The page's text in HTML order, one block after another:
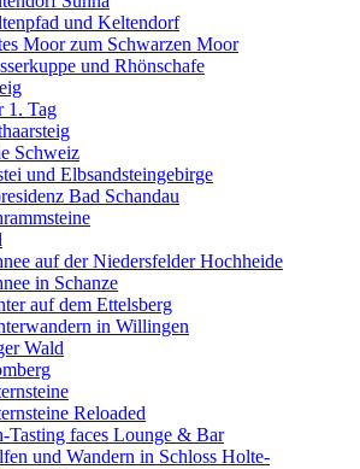
und Keltendorf
Moor zum Schwarzen Moor
und Rhönschafe
1. Tag
Schweiz
und Elbsandsteingebirge
Bad Schandau
auf der Niedersfelder Hochheide
in Schanze
auf dem Ettelsberg
in Willingen
Wald
Reloaded
Tasting faces Lounge & Bar
und Wandern in Schloss Holte-